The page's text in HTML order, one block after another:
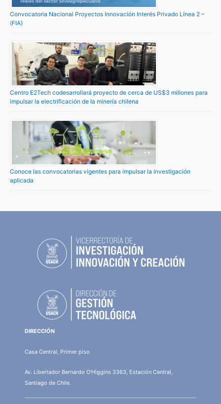
Convocatoria Nacional Proyectos Innovación Interés Privado Línea 2 –
(FIA)
Centro E2Tech codesarrollará proyecto de cerca de US$3 millones para
impulsar la electrificación de la minería chilena
Conoce las convocatorias vigentes para impulsar la investigación
aplicada
DIRECCIÓN
Casa Central, Primer piso
Av. Libertador Bernardo O'Higgins 3363, Estación Central,
Santiago de Chile.